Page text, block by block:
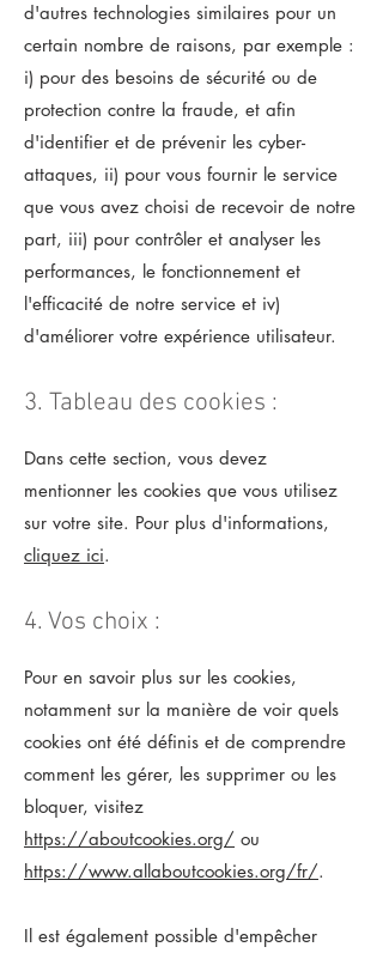
d'autres technologies similaires pour un
certain nombre de raisons, par exemple :
i) pour des besoins de sécurité ou de
protection contre la fraude, et afin
d'identifier et de prévenir les cyber-
attaques, ii) pour vous fournir le service
que vous avez choisi de recevoir de notre
part, iii) pour contrôler et analyser les
performances, le fonctionnement et
l'efficacité de notre service et iv)
d'améliorer votre expérience utilisateur.
3. Tableau des cookies :
Dans cette section, vous devez
mentionner les cookies que vous utilisez
sur votre site. Pour plus d'informations,
cliquez ici.
4. Vos choix :
Pour en savoir plus sur les cookies,
notamment sur la manière de voir quels
cookies ont été définis et de comprendre
comment les gérer, les supprimer ou les
bloquer, visitez
https://aboutcookies.org/ ou
https://www.allaboutcookies.org/fr/.
Il est également possible d'empêcher